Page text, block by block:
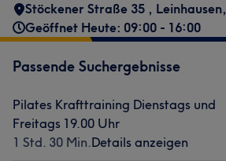
Stöckener Straße 35 , Leinhausen,
Geöffnet Heute: 09:00 - 16:00
Passende Suchergebnisse
Pilates Krafttraining Dienstags und
Freitags 19.00 Uhr
1 Std. 30 Min.Details anzeigen